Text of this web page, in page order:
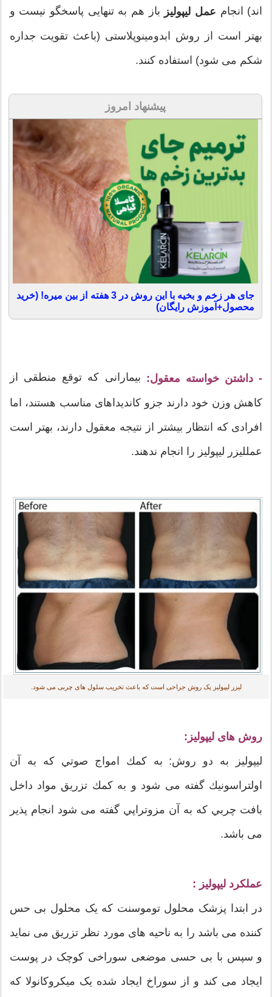
اند) انجام عمل لیپولیز باز هم به تنهایی پاسخگو نیست و
بهتر است از روش ابدومینوپلاستی (باعث تقویت جداره
شکم می شود) استفاده کنند.
پیشنهاد امروز
جای هر زخم و بخیه با این روش در 3 هفته از بین میره! (خرید
محصول+آموزش رایگان)
- داشتن خواسته معقول: بیمارانی که توقع منطقی از
کاهش وزن خود دارند جزو کاندیداهای مناسب هستند، اما
افرادی که انتظار بیشتر از نتیجه معقول دارند، بهتر است
عمللیزر لیپولیز را انجام ندهند.
لیزر لیپولیز یک روش جراحی است که باعث تخریب سلول های چربی می شود.
روش های لیپولیز:
لیپولیز به دو روش: به كمك امواج صوتي که به آن
اولتراسونيك گفته می شود و به كمك تزريق مواد داخل
بافت چربي که به آن مزوتراپي گفته می شود انجام پذیر
می باشد.
عملکرد لیپولیز :
در ابتدا پزشک محلول توموسنت که یک محلول بی حس
کننده می باشد را به ناحیه های مورد نظر تزریق می نماید
و سپس با بی حسی موضعی سوراخی کوچک در پوست
ایجاد می کند و از سوراخ ایجاد شده یک میکروکانولا که